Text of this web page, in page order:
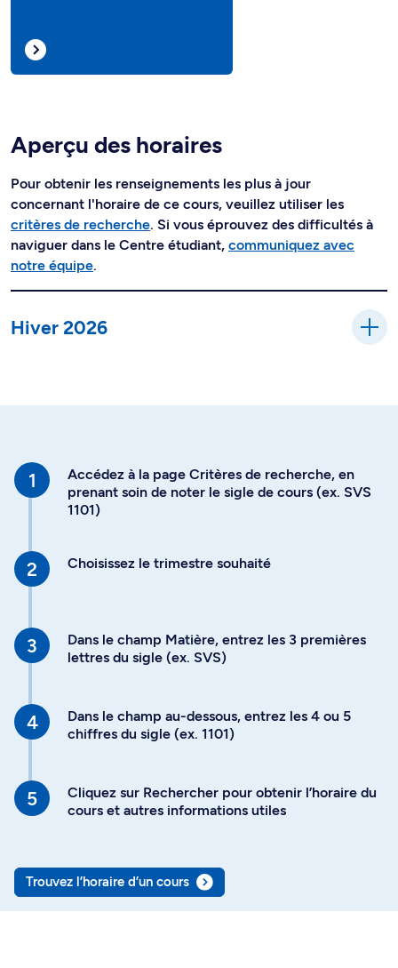
Aperçu des horaires
Pour obtenir les renseignements les plus à jour
concernant l'horaire de ce cours, veuillez utiliser les
critères de recherche. Si vous éprouvez des difficultés à
naviguer dans le Centre étudiant, communiquez avec
notre équipe.
Hiver 2026
Accédez à la page Critères de recherche, en
prenant soin de noter le sigle de cours (ex. SVS
1101)
Choisissez le trimestre souhaité
Dans le champ Matière, entrez les 3 premières
lettres du sigle (ex. SVS)
Dans le champ au-dessous, entrez les 4 ou 5
chiffres du sigle (ex. 1101)
Cliquez sur Rechercher pour obtenir l’horaire du
cours et autres informations utiles
Trouvez l’horaire d’un cours